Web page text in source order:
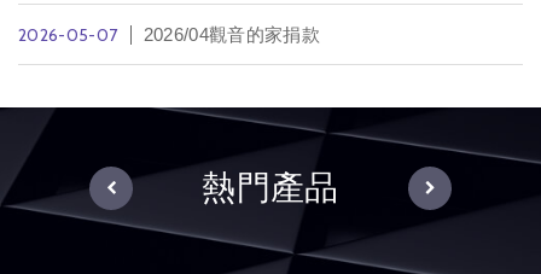
2026-05-07 2026/04觀音的家捐款
熱門產品